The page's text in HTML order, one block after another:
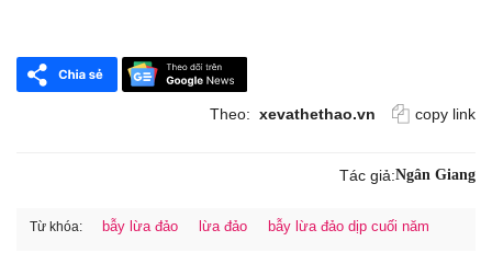
Theo: xevathethao.vn copy link
Tác giả:Ngân Giang
Từ khóa: bẫy lừa đảo lừa đảo bẫy lừa đảo dịp cuối năm